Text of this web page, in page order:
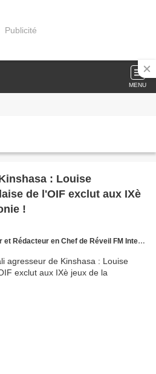
Publicité
MENU
: Louise
de l'OIF exclut aux IXè
!
en Chef de Réveil FM International